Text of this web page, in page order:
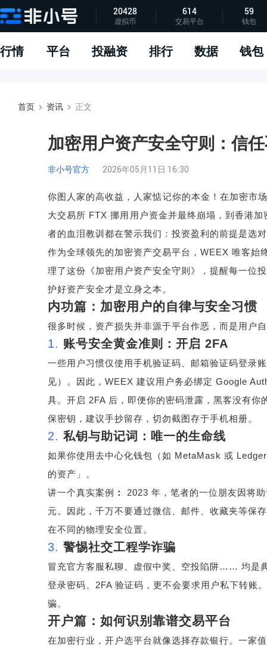
APP下载
指标说明
问题反馈
20428
虚拟币
614
交易平台
59
钱包
行情 平台 投融资 排行 数据 钱包
首页 资讯 正文
加密用户资产安全守则：信
非小号官方 2026年05月11日 16:30
你图人家的高收益，人家惦记你的本金！在加密市
大交易所 FTX挪用用户资金并最终崩塌，到香港
者的血泪教训都在警示我们：投资盈利的前提是选
作为全球领先的加密资产交易平台， WEEX 唯客始
理了这份《加密用户资产安全守则》，提醒每一位
护好资产安全才是立身之本。
内功篇：加密用户的自律与安全习惯
很多时候，资产损失并非源于平台作恶，而是用户
1. 账号安全黄金准则：开启 2FA
一些用户习惯仅使用手机验证码、邮箱验证码登录
见）。因此， WEEX 建议用户务必绑定 Google
具。开启 2FA 后，即便你的密码泄露，黑客没有
保密钥，建议手抄留存，切勿截图存于手机相册。
2. 私钥与助记词：唯一的生命线
如果你使用去中心化钱包（如 MetaMask 或 Ledger
的资产」。
讲一个真实案例
： 2023 年，笔者的一位朋友因将
元。因此，千万不要通过微信、邮件、收藏夹等保
在不同的物理安全位置。
3. 警惕社交工程学诈骗
冒充官方客服私聊、虚假中奖、空投陷阱…… 均是
登录密码、 2FA 验证码，更不会要求用户私下转账
骗。
开户篇：如何识别靠谱交易平台
在加密行业，开户选平台就像选择存款银行。一家